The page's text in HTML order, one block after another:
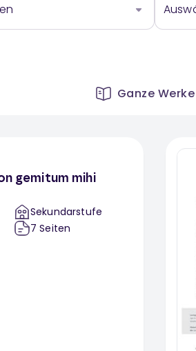
Ganze Werke
gemitum mihi
Sekundarstufe
7 Seiten